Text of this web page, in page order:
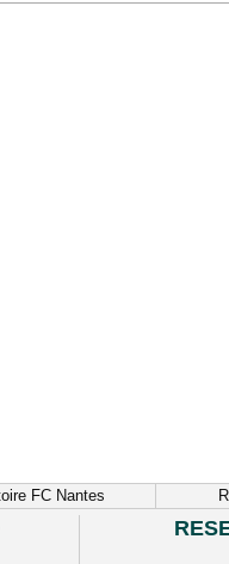
FC Nantes